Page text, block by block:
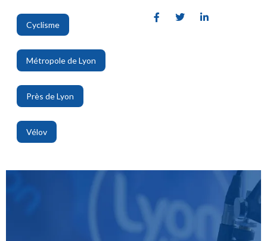
Cyclisme
,
Métropole de Lyon
,
Près de Lyon
,
Vélov